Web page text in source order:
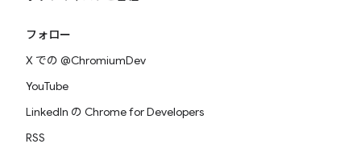
フォロー
X での @ChromiumDev
YouTube
LinkedIn の Chrome for Developers
RSS